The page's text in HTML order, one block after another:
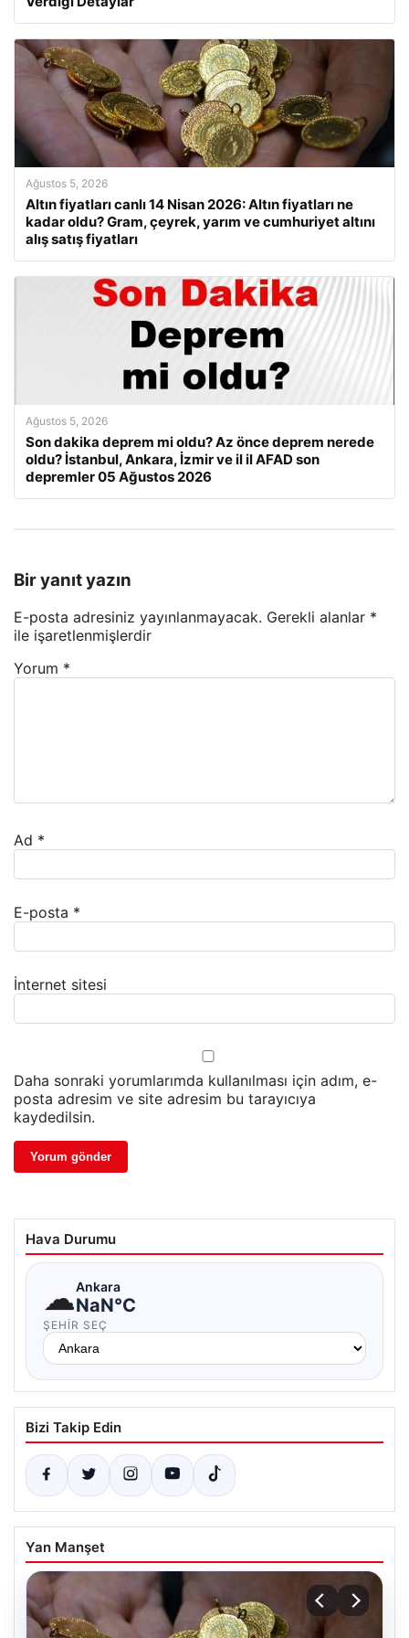
Ağustos 5, 2026
Altın fiyatları canlı 14 Nisan 2026: Altın fiyatları ne
kadar oldu? Gram, çeyrek, yarım ve cumhuriyet altını
alış satış fiyatları
Ağustos 5, 2026
Son dakika deprem mi oldu? Az önce deprem nerede
oldu? İstanbul, Ankara, İzmir ve il il AFAD son
depremler 05 Ağustos 2026
Bir yanıt yazın
E-posta adresiniz yayınlanmayacak. Gerekli alanlar *
ile işaretlenmişlerdir
Yorum *
Ad *
E-posta *
İnternet sitesi
Daha sonraki yorumlarımda kullanılması için adım, e-
posta adresim ve site adresim bu tarayıcıya
kaydedilsin.
Hava Durumu
☁Ankara
NaN°C
ŞEHIR SEÇ
Bizi Takip Edin
Yan Manşet